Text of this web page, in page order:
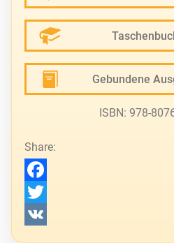
Gebundene
ISBN: 978-
Share:
Facebook
Twitter